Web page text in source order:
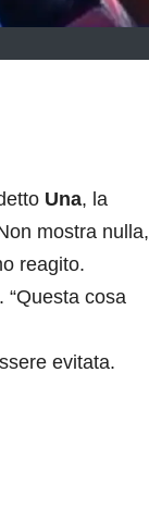
Una, la
mostra nulla,
reagito.
cosa
evitata.